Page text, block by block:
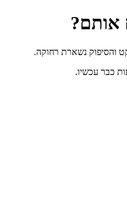
אותם?
והסיפוק נשארת רחוקה.
כבר עכשיו.